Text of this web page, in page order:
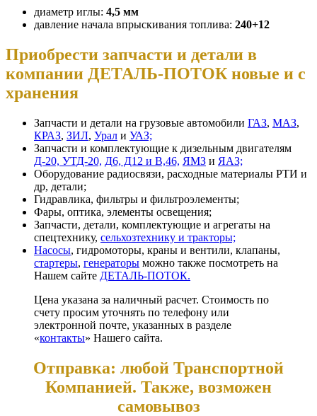
диаметр иглы: 4,5 мм
давление начала впрыскивания топлива: 240+12
Приобрести запчасти и детали в
компании ДЕТАЛЬ-ПОТОК новые и с
хранения
Запчасти и детали на грузовые автомобили ГАЗ, МАЗ,
КРАЗ, ЗИЛ, Урал и УАЗ;
Запчасти и комплектующие к дизельным двигателям
Д-20, УТД-20, Д6, Д12 и В,46, ЯМЗ и ЯАЗ;
Оборудование радиосвязи, расходные материалы РТИ и
др, детали;
Гидравлика, фильтры и фильтроэлементы;
Фары, оптика, элементы освещения;
Запчасти, детали, комплектующие и агрегаты на
спецтехнику, сельхозтехнику и тракторы;
Насосы, гидромоторы, краны и вентили, клапаны,
стартеры, генераторы можно также посмотреть на
Нашем сайте ДЕТАЛЬ-ПОТОК.
Цена указана за наличный расчет. Стоимость по
счету просим уточнять по телефону или
электронной почте, указанных в разделе
«контакты» Нашего сайта.
Отправка: любой Транспортной
Компанией. Также, возможен
самовывоз